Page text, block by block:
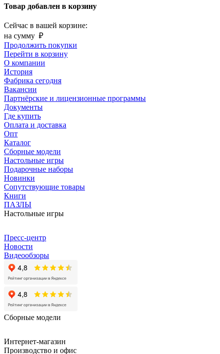
Товар добавлен в корзину
Сейчас в вашей корзине:
на сумму ₽
Продолжить покупки
Перейти в корзину
О компании
История
Фабрика сегодня
Вакансии
Партнёрские и лицензионные программы
Документы
Где купить
Оплата и доставка
Опт
Каталог
Сборные модели
Настольные игры
Подарочные наборы
Новинки
Сопутствующие товары
Книги
ПАЗЛЫ
Настольные игры
Пресс-центр
Новости
Видеообзоры
Сборные модели
Интернет-магазин
Производство и офис